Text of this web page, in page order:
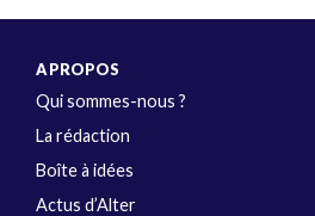
A PROPOS
Qui sommes-nous ?
La rédaction
Boîte à idées
Actus d’Alter